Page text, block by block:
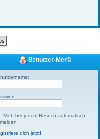
Benutzer-Menü
Mich bei jedem Besuch automatisch
dich jetzt!